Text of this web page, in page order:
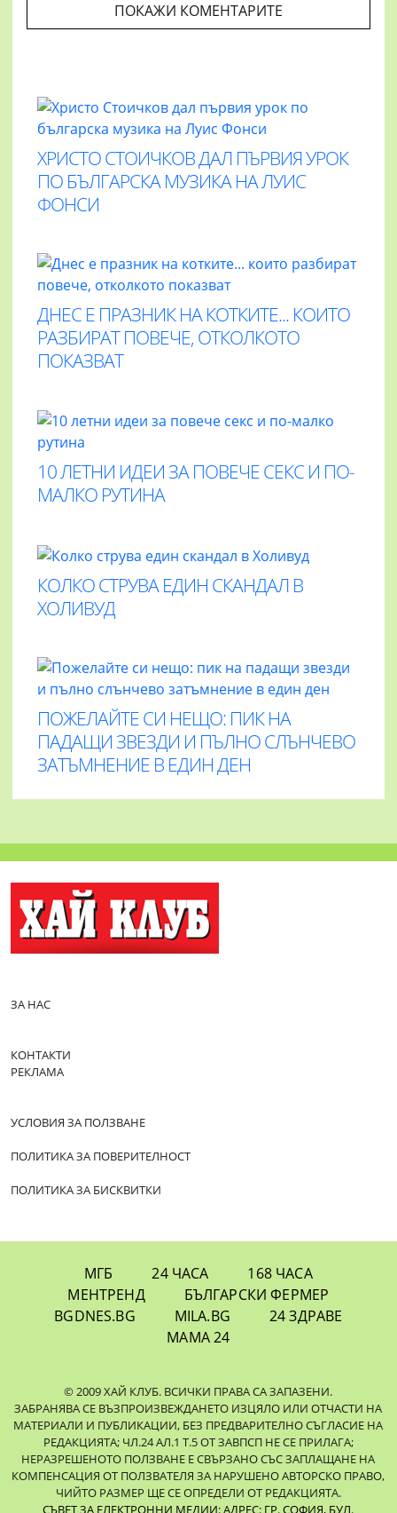
ПОКАЖИ КОМЕНТАРИТЕ
ХРИСТО СТОИЧКОВ ДАЛ ПЪРВИЯ УРОК
ПО БЪЛГАРСКА МУЗИКА НА ЛУИС
ФОНСИ
ДНЕС Е ПРАЗНИК НА КОТКИТЕ... КОИТО
РАЗБИРАТ ПОВЕЧЕ, ОТКОЛКОТО
ПОКАЗВАТ
10 ЛЕТНИ ИДЕИ ЗА ПОВЕЧЕ СЕКС И ПО-
МАЛКО РУТИНА
КОЛКО СТРУВА ЕДИН СКАНДАЛ В
ХОЛИВУД
ПОЖЕЛАЙТЕ СИ НЕЩО: ПИК НА
ПАДАЩИ ЗВЕЗДИ И ПЪЛНО СЛЪНЧЕВО
ЗАТЪМНЕНИЕ В ЕДИН ДЕН
ЗА НАС
КОНТАКТИ
РЕКЛАМА
УСЛОВИЯ ЗА ПОЛЗВАНЕ
ПОЛИТИКА ЗА ПОВЕРИТЕЛНОСТ
ПОЛИТИКА ЗА БИСКВИТКИ
МГБ 24 ЧАСА
168 ЧАСА
МЕНТРЕНД
БЪЛГАРСКИ ФЕРМЕР
BGDNES.BG
MILA.BG
24 ЗДРАВЕ
МАМА 24
© 2009 ХАЙ КЛУБ. ВСИЧКИ ПРАВА СА ЗАПАЗЕНИ.
ЗАБРАНЯВА СЕ ВЪЗПРОИЗВЕЖДАНЕТО ИЗЦЯЛО ИЛИ ОТЧАСТИ НА
МАТЕРИАЛИ И ПУБЛИКАЦИИ, БЕЗ ПРЕДВАРИТЕЛНО СЪГЛАСИЕ НА
РЕДАКЦИЯТА; ЧЛ.24 АЛ.1 Т.5 ОТ ЗАВПСП НЕ СЕ ПРИЛАГА;
НЕРАЗРЕШЕНОТО ПОЛЗВАНЕ Е СВЪРЗАНО СЪС ЗАПЛАЩАНЕ НА
КОМПЕНСАЦИЯ ОТ ПОЛЗВАТЕЛЯ ЗА НАРУШЕНО АВТОРСКО ПРАВО,
ЧИЙТО РАЗМЕР ЩЕ СЕ ОПРЕДЕЛИ ОТ РЕДАКЦИЯТА.
СЪВЕТ ЗА ЕЛЕКТРОННИ МЕДИИ: АДРЕС: ГР. СОФИЯ, БУЛ.